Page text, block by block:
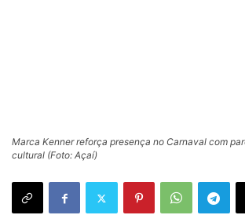
Marca Kenner reforça presença no Carnaval com
cultural (Foto: Açaí)